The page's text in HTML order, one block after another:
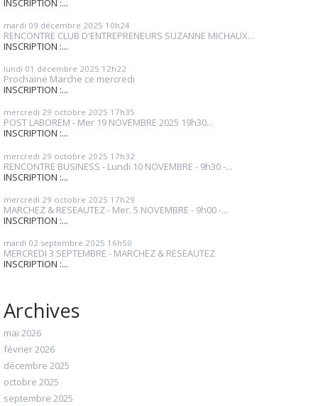
mardi 09 décembre 2025 10h24
RENCONTRE CLUB D'ENTREPRENEURS SUZANNE MICHAUX...
INSCRIPTION :...
lundi 01 décembre 2025 12h22
Prochaine Marche ce mercredi
INSCRIPTION :...
mercredi 29 octobre 2025 17h35
POST LABOREM - Mer 19 NOVEMBRE 2025 19h30...
INSCRIPTION :...
mercredi 29 octobre 2025 17h32
RENCONTRE BUSINESS - Lundi 10 NOVEMBRE - 9h30 -...
INSCRIPTION :...
mercredi 29 octobre 2025 17h29
MARCHEZ & RESEAUTEZ - Mer. 5 NOVEMBRE - 9h00 -...
INSCRIPTION :...
mardi 02 septembre 2025 16h50
MERCREDI 3 SEPTEMBRE - MARCHEZ & RESEAUTEZ
INSCRIPTION :...
Archives
mai 2026
février 2026
décembre 2025
octobre 2025
septembre 2025